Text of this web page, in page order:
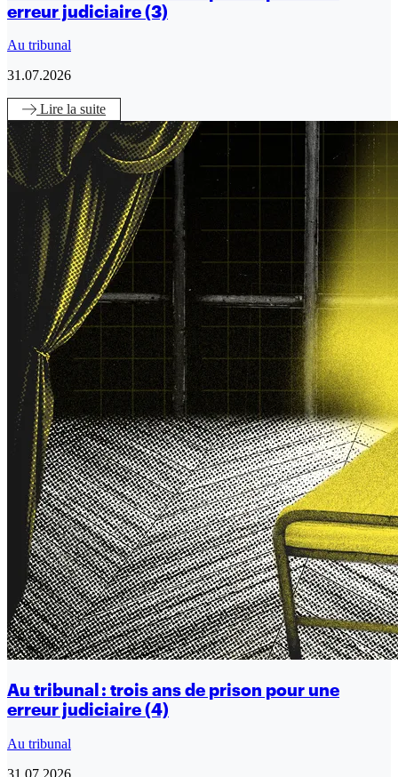
erreur judiciaire (3)
Au tribunal
31.07.2026
Lire la suite
Au tribunal : trois ans de prison pour une
erreur judiciaire (4)
Au tribunal
31.07.2026